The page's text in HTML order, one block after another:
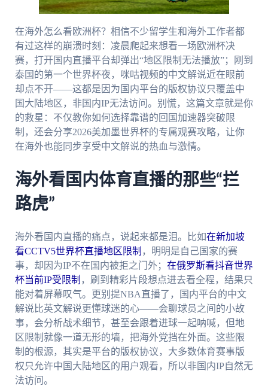
在海外怎么看欧洲杯？相信不少留学生和海外工作者都
有过这样的崩溃时刻：凌晨爬起来想看一场欧洲杯决
赛，打开国内直播平台却弹出“地区限制无法播放”；刚到
泰国的第一个世界杯夜，咪咕视频的中文解说近在眼前
却点不开——这都是因为国内平台的版权协议只覆盖中
国大陆地区，非国内IP无法访问。别慌，这篇文章就是你
的救星：不仅教你如何选择靠谱的回国加速器突破限
制，还会分享2026美加墨世界杯的专属观赛攻略，让你
在海外也能同步享受中文解说的热血与激情。
海外看国内体育直播的那些“拦
路虎”
海外看国内直播的痛点，说起来都是泪。比如在新加坡
看CCTV5世界杯直播地区限制 ，明明是自己国家的赛
事，却因为IP不在国内被拒之门外； 在俄罗斯看抖音世界
杯当前IP受限制 ，刷到精彩片段想点进去看全程，结果只
能对着屏幕叹气。更别提NBA直播了，国内平台的中文
解说比英文解说更懂球迷的心——会聊球员之间的小故
事，会分析战术细节，甚至会跟着进球一起呐喊，但地
区限制就像一道无形的墙，把海外党挡在外面。这些限
制的根源，其实是平台的版权协议，大多数体育赛事版
权只允许中国大陆地区的用户观看，所以非国内IP自然无
法访问。